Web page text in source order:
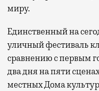
миру.
Единственный на
уличный фестиваль
сравнению с первым
два дня на пяти
местных Дома